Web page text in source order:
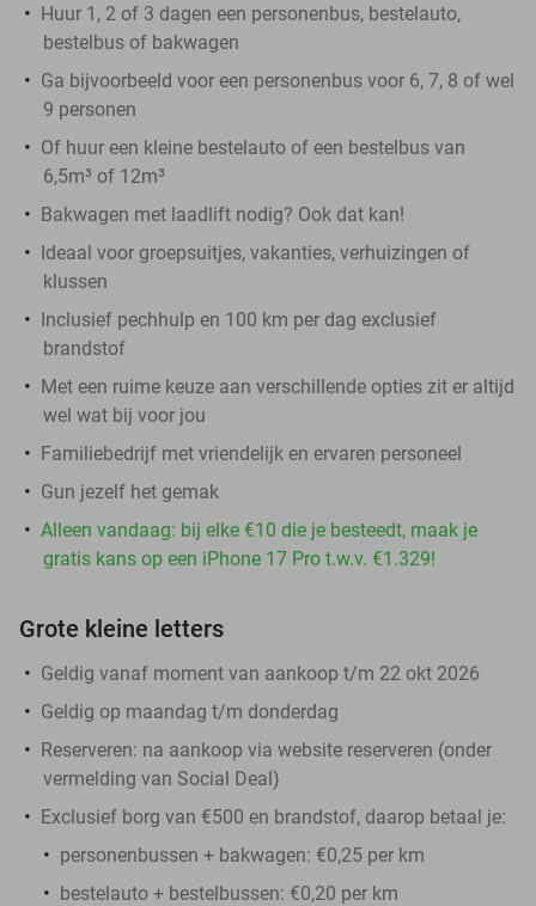
Huur 1, 2 of 3 dagen een personenbus, bestelauto,
bestelbus of bakwagen
Ga bijvoorbeeld voor een personenbus voor 6, 7, 8 of wel
9 personen
Of huur een kleine bestelauto of een bestelbus van
6,5m³ of 12m³
Bakwagen met laadlift nodig? Ook dat kan!
Ideaal voor groepsuitjes, vakanties, verhuizingen of
klussen
Inclusief pechhulp en 100 km per dag exclusief
brandstof
Met een ruime keuze aan verschillende opties zit er altijd
wel wat bij voor jou
Familiebedrijf met vriendelijk en ervaren personeel
Gun jezelf het gemak
Alleen vandaag: bij elke €10 die je besteedt, maak je
gratis kans op een iPhone 17 Pro t.w.v. €1.329!
Grote kleine letters
Geldig vanaf moment van aankoop t/m 22 okt 2026
Geldig op maandag t/m donderdag
Reserveren: na aankoop via website reserveren (onder
vermelding van Social Deal)
Exclusief borg van €500 en brandstof, daarop betaal je:
personenbussen + bakwagen: €0,25 per km
bestelauto + bestelbussen: €0,20 per km